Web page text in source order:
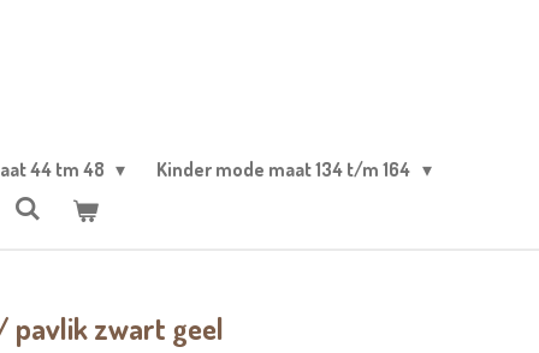
44 tm 48 Kinder mode maat 134 t/m 164
pavlik zwart geel